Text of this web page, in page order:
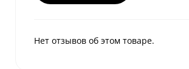
Нет отзывов об этом товаре.